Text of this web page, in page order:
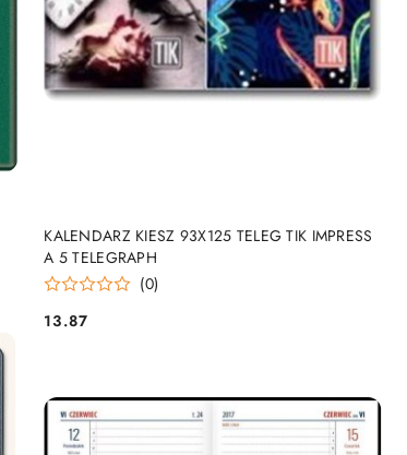
KALENDARZ KIESZ 93X125 TELEG TIK IMPRESS
A 5 TELEGRAPH
(0)
Cena:
13.87
PRODUKT NIEDOSTĘPNY